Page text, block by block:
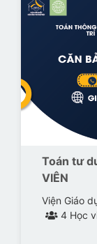
Toán tư
VIÊN
Viện Giáo
4 Học